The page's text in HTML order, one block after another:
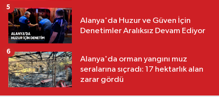
Alanya'da Huzur ve Güven İçin
Denetimler Aralıksız Devam Ediyor
5
Alanya'da orman yangını muz
seralarına sıçradı: 17 hektarlık alan
zarar gördü
6